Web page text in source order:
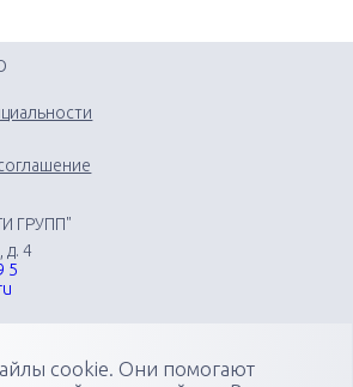
ГРУПП"
д. 4
5
медицинских
cookie. Они помогают